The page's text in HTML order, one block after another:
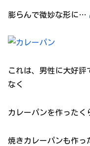
膨らんで微妙な形に…
これは、男性に大好
なく
カレーパンを作った
焼きカレーパンも作っ